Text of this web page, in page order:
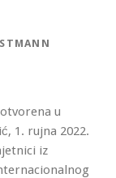
u
1. rujna 2022.
iz